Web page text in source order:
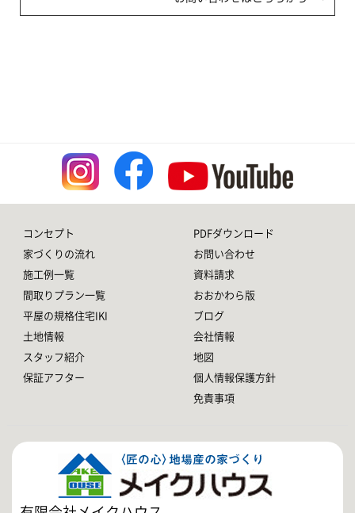
コンセプト
家づくりの流れ
施工例一覧
間取りプラン一覧
平屋の規格住宅IKI
土地情報
スタッフ紹介
保証アフター
PDFダウンロード
お問い合わせ
資料請求
おおかわら版
ブログ
会社情報
地図
個人情報保護方針
免責事項